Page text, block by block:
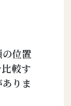
位置
較す
りま